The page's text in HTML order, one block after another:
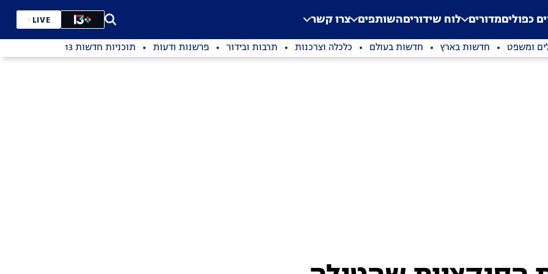
Application error: a
. כפוליםמדורים לוח שידוריםהשותפים צרו קשר LIVE
ומשפט חדשות בארץ חדשות בעולם כלכלה וצרכנות תרבות ובידור פרשנות ודעות תוכניות חדשות 13